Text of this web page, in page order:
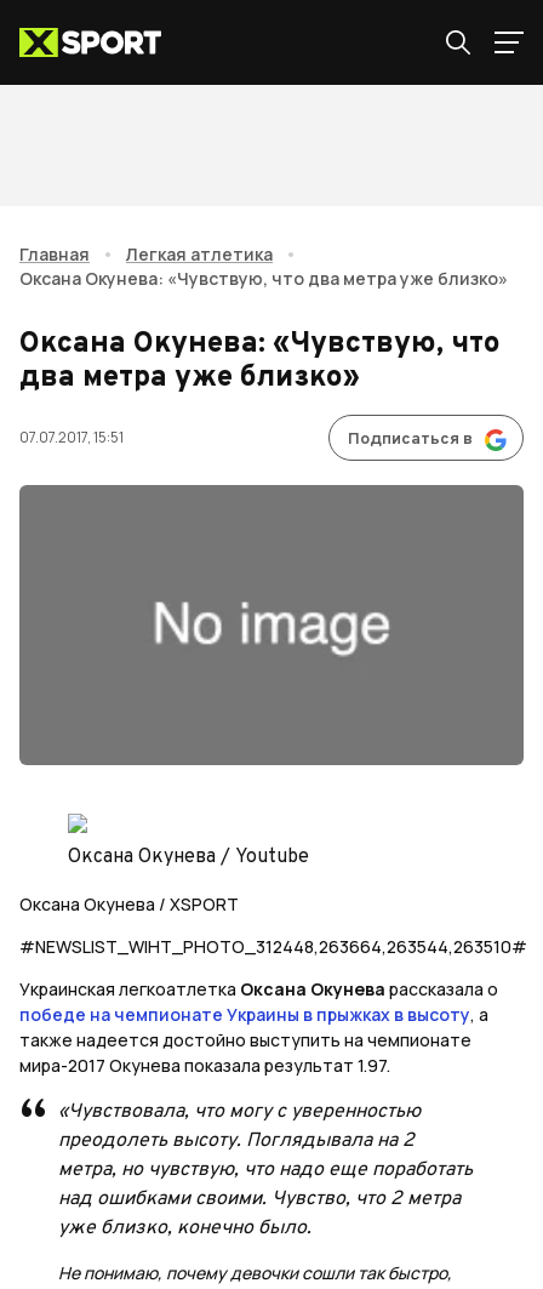
Главная • Легкая атлетика
•
Оксана Окунева: «Чувствую, что два метра уже близко»
Оксана Окунева: «Чувствую, что
два метра уже близко»
07.07.2017, 15:51 Подписаться в
Оксана Окунева / Youtube
Оксана Окунева / XSPORT
#NEWSLIST_WIHT_PHOTO_312448,263664,263544,263510#
Украинская легкоатлетка Оксана Окунева рассказала о
победе на чемпионате Украины в прыжках в высоту, а
также надеется достойно выступить на чемпионате
мира-2017 Окунева показала результат 1.97.
«Чувствовала, что могу с уверенностью
преодолеть высоту. Поглядывала на 2
метра, но чувствую, что надо еще поработать
над ошибками своими. Чувство, что 2 метра
уже близко, конечно было.
Не понимаю, почему девочки сошли так быстро,